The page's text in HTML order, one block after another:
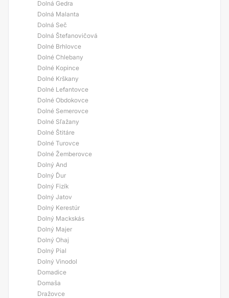
Dolná Gedra
Dolná Malanta
Dolná Seč
Dolná Štefanovičová
Dolné Brhlovce
Dolné Chlebany
Dolné Kopince
Dolné Krškany
Dolné Lefantovce
Dolné Obdokovce
Dolné Semerovce
Dolné Sľažany
Dolné Štitáre
Dolné Turovce
Dolné Žemberovce
Dolný And
Dolný Ďur
Dolný Fizík
Dolný Jatov
Dolný Kerestúr
Dolný Mackskás
Dolný Majer
Dolný Ohaj
Dolný Pial
Dolný Vinodol
Domadice
Domaša
Dražovce